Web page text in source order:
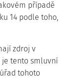
případě
14 podle toho,
zdroj v
tento smluvní
tohoto